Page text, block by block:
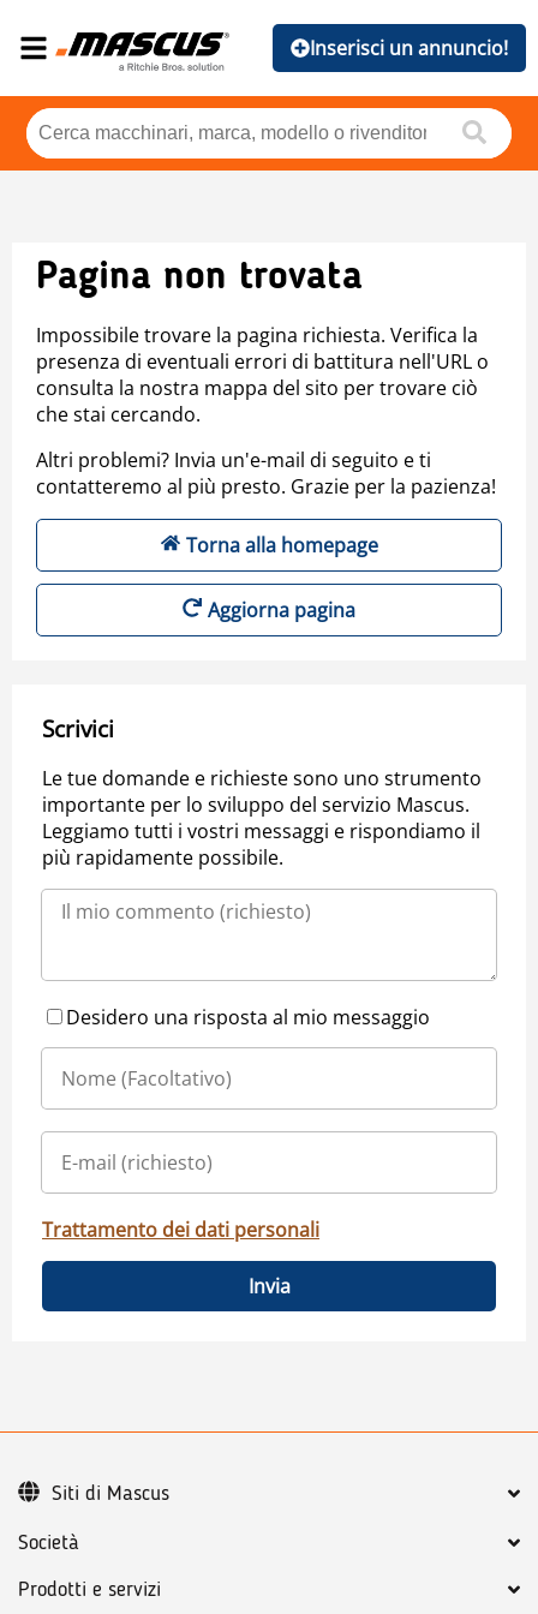
Inserisci un annuncio!
Pagina non trovata
Impossibile trovare la pagina richiesta. Verifica la
presenza di eventuali errori di battitura nell'URL o
consulta la nostra mappa del sito per trovare ciò
che stai cercando.
Altri problemi? Invia un'e-mail di seguito e ti
contatteremo al più presto. Grazie per la pazienza!
Torna alla homepage
Aggiorna pagina
Scrivici
Le tue domande e richieste sono uno strumento
importante per lo sviluppo del servizio Mascus.
Leggiamo tutti i vostri messaggi e rispondiamo il
più rapidamente possibile.
Desidero una risposta al mio messaggio
Trattamento dei dati personali
Invia
Società
Prodotti e servizi
Siti di Mascus